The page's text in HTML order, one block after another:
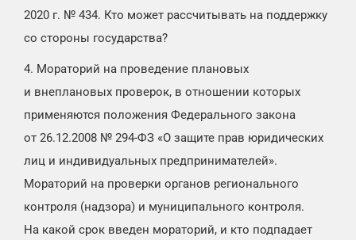
2020 г. № 434. Кто может рассчитывать на поддержку
со стороны государства?
4. Мораторий на проведение плановых
и внеплановых проверок, в отношении которых
применяются положения Федерального закона
от 26.12.2008 № 294-ФЗ «О защите прав юридических
лиц и индивидуальных предпринимателей».
Мораторий на проверки органов регионального
контроля (надзора) и муниципального контроля.
На какой срок введен мораторий, и кто подпадает